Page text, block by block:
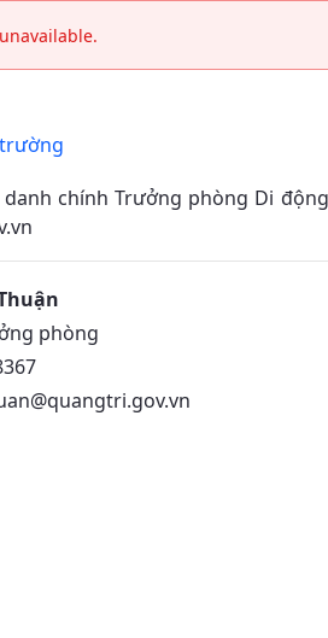
Môi trường - Huyện
danh chính Trưởng phòng Di
phòng